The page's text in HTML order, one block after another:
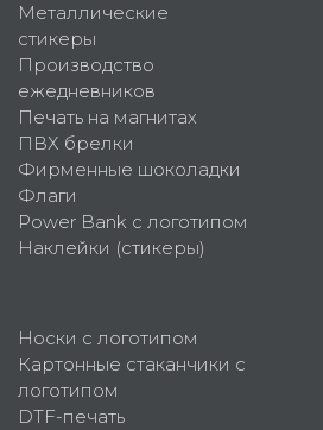
Металлические
стикеры
Производство
ежедневников
Печать на магнитах
ПВХ брелки
Фирменные шоколадки
Флаги
Power Bank с логотипом
Наклейки (стикеры)
Носки с логотипом
Картонные стаканчики с
логотипом
DTF-печать